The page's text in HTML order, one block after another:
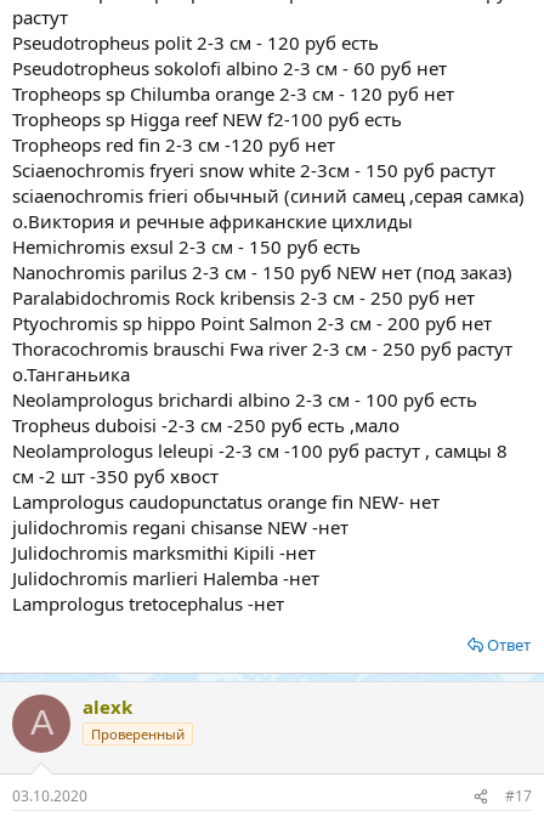
растут
Pseudotropheus polit 2-3 см - 120 руб есть
Pseudotropheus sokolofi albino 2-3 см - 60 руб нет
Tropheops sp Chilumba orange 2-3 см - 120 руб нет
Tropheops sp Higga reef NEW f2-100 руб есть
Tropheops red fin 2-3 см -120 руб нет
Sciaenochromis fryeri snow white 2-3см - 150 руб растут
sciaenochromis frieri обычный (синий самец ,серая самка)
о.Виктория и речные африканские цихлиды
Hemichromis exsul 2-3 см - 150 руб есть
Nanochromis parilus 2-3 см - 150 руб NEW нет (под заказ)
Paralabidochromis Rock kribensis 2-3 см - 250 руб нет
Ptyochromis sp hippo Point Salmon 2-3 см - 200 руб нет
Thoracochromis brauschi Fwa river 2-3 см - 250 руб растут
о.Танганьика
Neolamprologus brichardi albino 2-3 см - 100 руб есть
Tropheus duboisi -2-3 см -250 руб есть ,мало
Neolamprologus leleupi -2-3 см -100 руб растут , самцы 8
см -2 шт -350 руб хвост
Lamprologus caudopunctatus orange fin NEW- нет
julidochromis regani chisanse NEW -нет
Julidochromis marksmithi Kipili -нет
Julidochromis marlieri Halemba -нет
Lamprologus tretocephalus -нет
Ответ
A alexk
Проверенный
03.10.2020 #17